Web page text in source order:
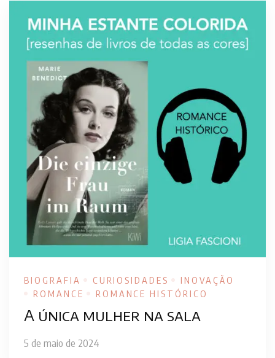
BIOGRAFIA CURIOSIDADES
INOVAÇÃO
ROMANCE
ROMANCE HISTÓRICO
A única mulher na sala
5 de maio de 2024